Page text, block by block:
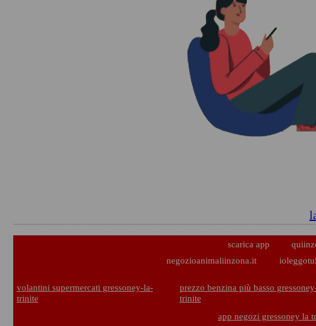
scarica app
negozioanimaliinzona.it
volantini supermercati gressoney-la-
trinite
prezzo benzina più basso
trinite
app negozi gressoney la